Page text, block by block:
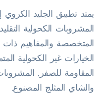
يمتد تطبيق الجليد
المشروبات الكحولية
المتخصصة والمفاهيم
الخيارات غير الكحولية
المقاومة للصفر,
والشاي المثلج المصنوع.